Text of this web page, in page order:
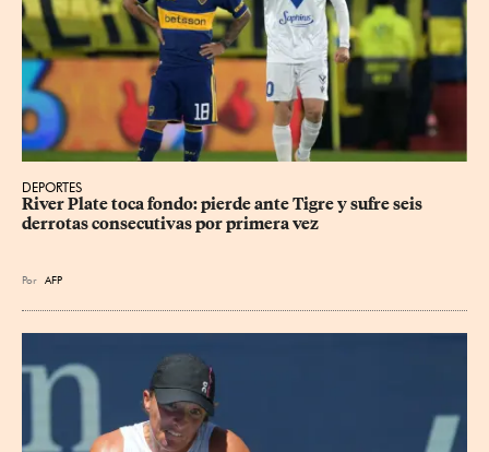
DEPORTES
River Plate toca fondo: pierde ante Tigre y sufre seis
derrotas consecutivas por primera vez
Por AFP